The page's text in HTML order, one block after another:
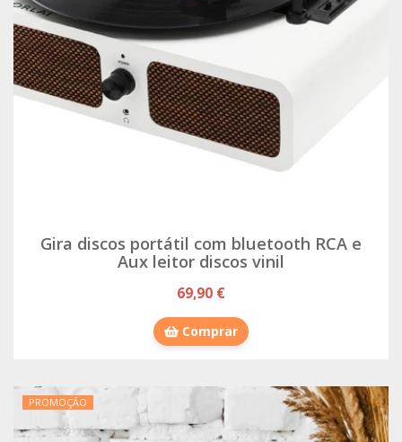
Gira discos portátil com bluetooth RCA e
Aux leitor discos vinil
69,90 €
Comprar
PROMOÇÃO